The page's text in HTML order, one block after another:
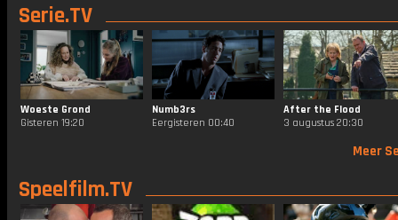
Serie.TV
Woeste Grond
Gisteren 19:20
Numb3rs
Eergisteren 00:40
After the Flood
3 augustus 20:30
Meer
Speelfilm.TV